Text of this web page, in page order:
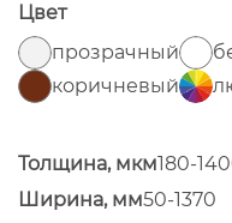
Цвет
прозрачный
коричневый
Толщина, мкм180-
Ширина, мм50-1370